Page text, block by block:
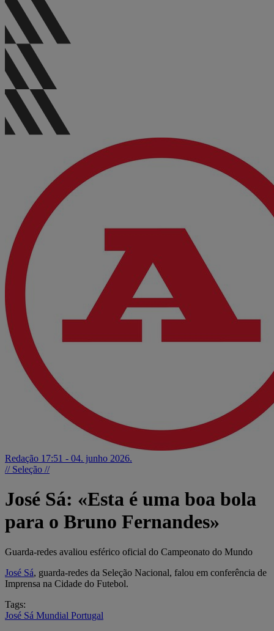
Redação 17:51 - 04. junho 2026.
// Seleção //
José Sá: «Esta é uma boa bola
para o Bruno Fernandes»
Guarda-redes avaliou esférico oficial do Campeonato do Mundo
José Sá, guarda-redes da Seleção Nacional, falou em conferência de
Imprensa na Cidade do Futebol.
Tags:
José Sá Mundial Portugal